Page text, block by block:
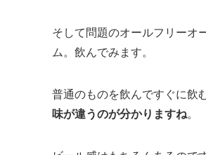
そして問題のオールフリーオ
ム。飲んでみます。
普通のものを飲んですぐに飲
味が違うのが分かりますね。